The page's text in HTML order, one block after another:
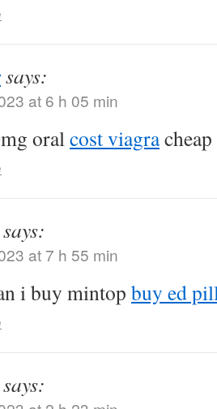
says:
at 6 h 05 min
oral cost viagra
says:
at 7 h 55 min
i buy mintop buy ed
says: